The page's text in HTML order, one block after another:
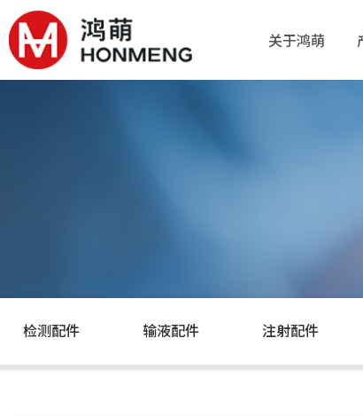
关于鸿萌
关于鸿萌
检测配件 输液配件 注射配件